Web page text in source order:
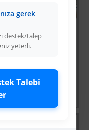
gerek
destek/talep
yeterli.
Talebi